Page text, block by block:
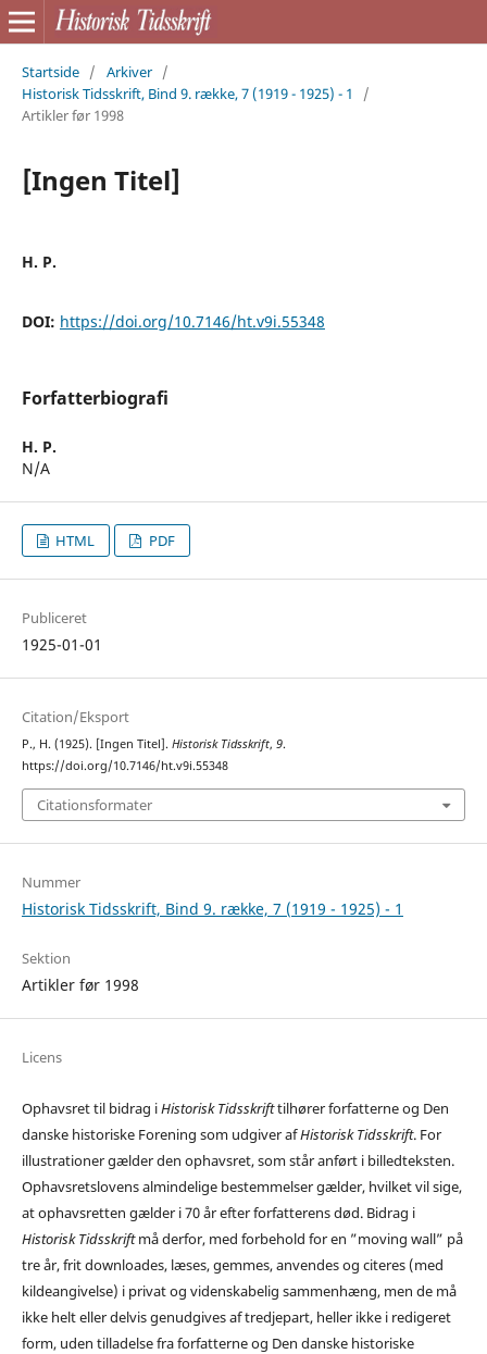
Startside / Arkiver /
Historisk Tidsskrift, Bind 9. række, 7 (1919 - 1925) - 1
/
Artikler før 1998
[Ingen Titel]
H. P.
DOI: https://doi.org/10.7146/ht.v9i.55348
Forfatterbiografi
H. P.
N/A
HTML PDF
Publiceret
1925-01-01
Citation/Eksport
P., H. (1925). [Ingen Titel]. Historisk Tidsskrift, 9.
https://doi.org/10.7146/ht.v9i.55348
Citationsformater
Nummer
Historisk Tidsskrift, Bind 9. række, 7 (1919 - 1925) - 1
Sektion
Artikler før 1998
Licens
Ophavsret til bidrag iHistorisk Tidsskrifttilhører forfatterne og Den
danske historiske Forening som udgiver afHistorisk Tidsskrift. For
illustrationer gælder den ophavsret, som står anført i billedteksten.
Ophavsretslovens almindelige bestemmelser gælder, hvilket vil sige,
at ophavsretten gælder i 70 år efter forfatterens død. Bidrag i
Historisk Tidsskriftmå derfor, med forbehold for en ”moving wall” på
tre år, frit downloades, læses, gemmes, anvendes og citeres (med
kildeangivelse) i privat og videnskabelig sammenhæng, men de må
ikke helt eller delvis genudgives af tredjepart, heller ikke i redigeret
form, uden tilladelse fra forfatterne og Den danske historiske